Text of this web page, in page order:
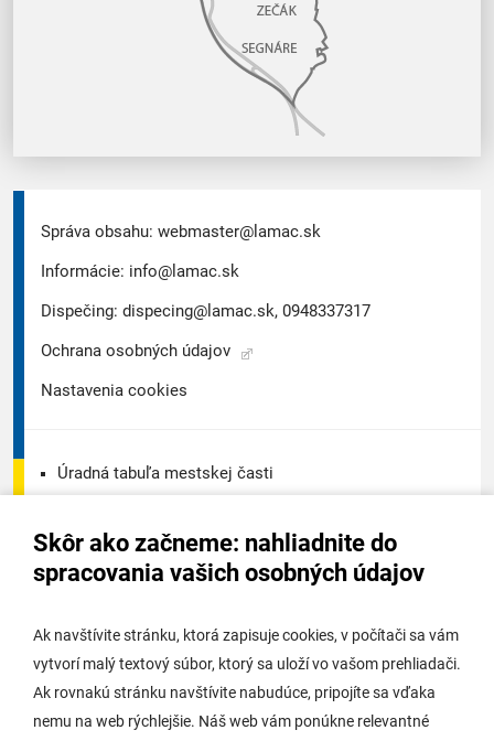
Skôr ako začneme: nahliadnite do
spracovania vašich osobných údajov
Ak navštívite stránku, ktorá zapisuje cookies, v počítači sa vám
vytvorí malý textový súbor, ktorý sa uloží vo vašom prehliadači.
Ak rovnakú stránku navštívite nabudúce, pripojíte sa vďaka
nemu na web rýchlejšie. Náš web vám ponúkne relevantné
Správa obsahu: webmaster@lamac.sk
Informácie: info@lamac.sk
Dispečing: dispecing@lamac.sk, 0948337317
Ochrana osobných údajov
Nastavenia cookies
Úradná tabuľa mestskej časti
Úradná tabuľa stavebného úradu
Potrebujem vybaviť
Samospráva